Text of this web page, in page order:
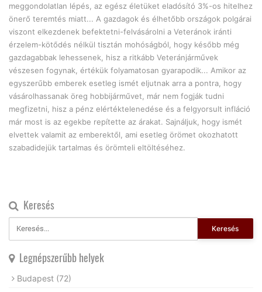
meggondolatlan lépés, az egész életüket eladósító 3%-os hitelhez
önerő teremtés miatt... A gazdagok és élhetőbb országok polgárai
viszont elkezdenek befektetni-felvásárolni a Veteránok iránti
érzelem-kötődés nélkül tisztán mohóságból, hogy később még
gazdagabbak lehessenek, hisz a ritkább Veteránjárművek
vészesen fogynak, értékük folyamatosan gyarapodik... Amikor az
egyszerűbb emberek esetleg ismét eljutnak arra a pontra, hogy
vásárolhassanak öreg hobbijárművet, már nem fogják tudni
megfizetni, hisz a pénz elértéktelenedése és a felgyorsult infláció
már most is az egekbe repítette az árakat. Sajnáljuk, hogy ismét
elvettek valamit az emberektől, ami esetleg örömet okozhatott
szabadidejük tartalmas és örömteli eltöltéséhez.
Keresés
Keresés
Legnépszerűbb helyek
Budapest (72)